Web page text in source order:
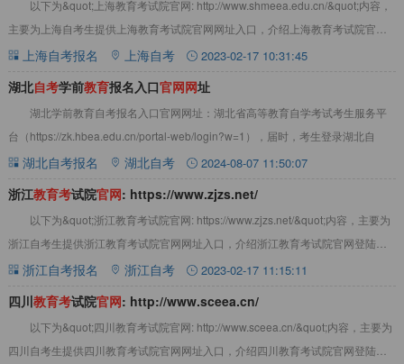
以下为&quot;上海教育考试院官网: http://www.shmeea.edu.cn/&quot;内容，
主要为上海自考生提供上海教育考试院官网网址入口，介绍上海教育考试院官网
登 上海自考报名 上海自考 2023-02-17 10:31:45
湖北自考学前教育报名入口官网网址
湖北学前教育自考报名入口官网网址：湖北省高等教育自学考试考生服务平
台（https://zk.hbea.edu.cn/portal-web/login?w=1），届时，考生登录湖北自
湖北自考报名 湖北自考 2024-08-07 11:50:07
浙江教育考试院官网: https://www.zjzs.net/
以下为&quot;浙江教育考试院官网: https://www.zjzs.net/&quot;内容，主要为
浙江自考生提供浙江教育考试院官网网址入口，介绍浙江教育考试院官网登陆方
式以浙江自考报名 浙江自考 2023-02-17 11:15:11
四川教育考试院官网: http://www.sceea.cn/
以下为&quot;四川教育考试院官网: http://www.sceea.cn/&quot;内容，主要为
四川自考生提供四川教育考试院官网网址入口，介绍四川教育考试院官网登陆方